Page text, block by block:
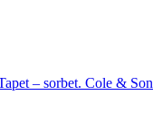
– sorbet. Cole & Son